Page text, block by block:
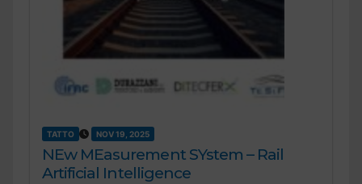
TATTO NOV 19, 2025
NEw MEasurement SYstem – Rail
Artificial Intelligence